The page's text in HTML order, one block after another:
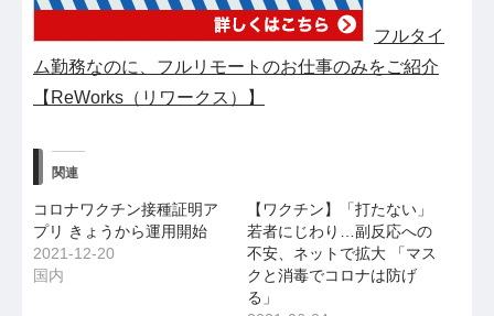
フルタイ
ム勤務なのに、フルリモートのお仕事のみをご紹介
【ReWorks（リワークス）】
関連
コロナワクチン接種証明ア
プリ きょうから運用開始
2021-12-20
国内
【ワクチン】「打たない」
若者にじわり…副反応への
不安、ネットで拡大 「マス
クと消毒でコロナは防げ
る」